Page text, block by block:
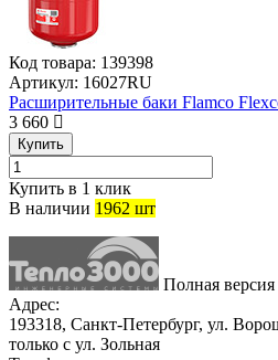
Код товара: 139398
Артикул: 16027RU
Расширительные баки Flamco
3 660
Купить
Купить в 1 клик
В наличии 1962 шт
Полная версия
Адрес:
193318, Санкт-Петербург, ул.
только с ул. Зольная